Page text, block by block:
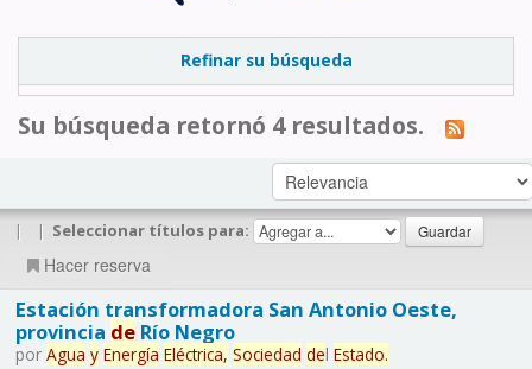
Refinar su búsqueda
Su búsqueda retornó 4 resultados.
| | Seleccionar títulos para:
Hacer reserva
Estación transformadora San Antonio Oeste,
provincia deRío Negro
por Agua y Energía Eléctrica, Sociedad del Estado.